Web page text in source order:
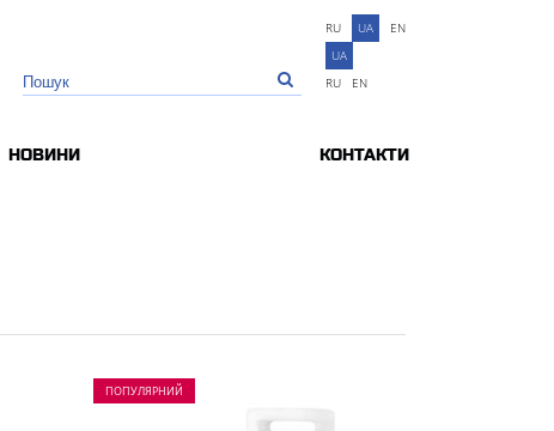
RU UA
EN
UA
RU
EN
НОВИНИ КОНТАКТИ
ПОПУЛЯРНИЙ